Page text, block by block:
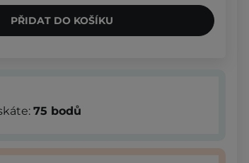
PŘIDAT DO KOŠÍKU
75 bodů